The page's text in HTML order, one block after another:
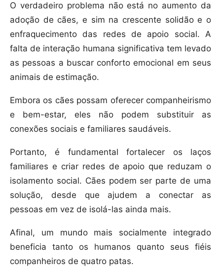
O verdadeiro problema não está no aumento da
adoção de cães, e sim na crescente solidão e o
enfraquecimento das redes de apoio social. A
falta de interação humana significativa tem levado
as pessoas a buscar conforto emocional em seus
animais de estimação.
Embora os cães possam oferecer companheirismo
e bem-estar, eles não podem substituir as
conexões sociais e familiares saudáveis.
Portanto, é fundamental fortalecer os laços
familiares e criar redes de apoio que reduzam o
isolamento social. Cães podem ser parte de uma
solução, desde que ajudem a conectar as
pessoas em vez de isolá-las ainda mais.
Afinal, um mundo mais socialmente integrado
beneficia tanto os humanos quanto seus fiéis
companheiros de quatro patas.